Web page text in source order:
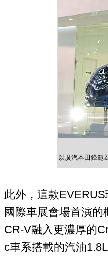
以廣汽本田鋒範
此外，這款
國際車展會場首演
CR-V融入更濃厚的
c車系搭載的汽油